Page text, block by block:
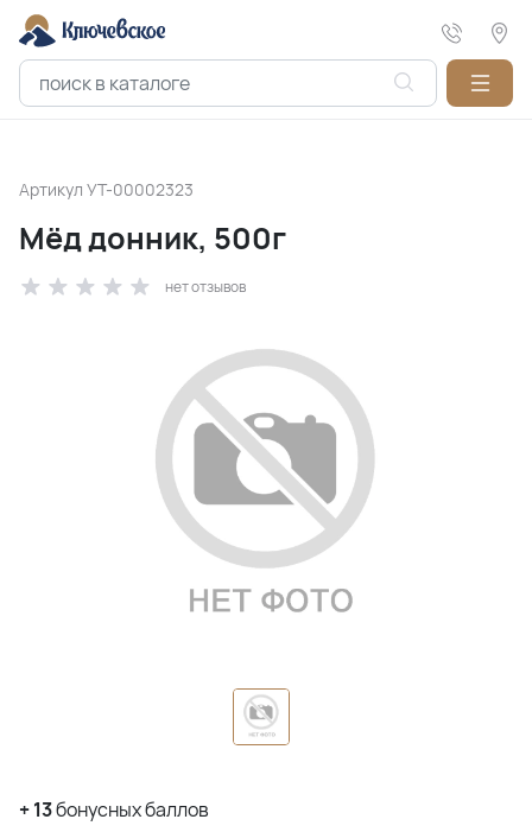
Артикул УТ-00002323
Мёд донник, 500г
нет отзывов
+13бонусных баллов